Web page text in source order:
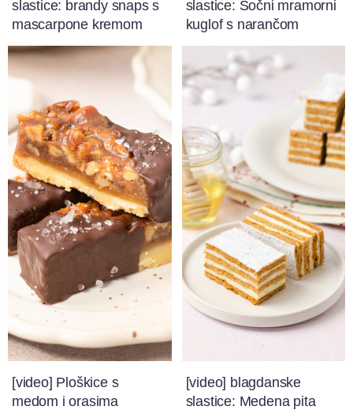
slastice: brandy snaps s
mascarpone kremom
slastice: Sočni mramorni
kuglof s narančom
[video] Ploškice s
medom i orasima
[video] blagdanske
slastice: Medena pita